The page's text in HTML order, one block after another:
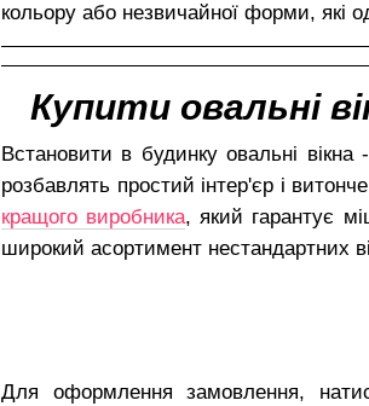
кольору або незвичайної форми, які
Купити овальні
Встановити в будинку овальні
розбавлять простий інтер'єр і
кращого виробника, який гарантує
широкий асортимент нестандартних
Для оформлення замовлення,